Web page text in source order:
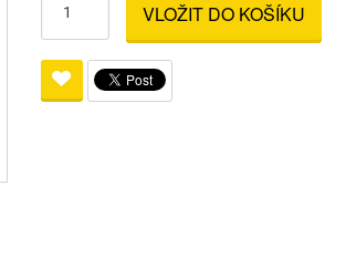
náboje Ochranné prostředky
Rowan Engineering
Bipody, stolice a vaky
Svítilny
VLOŽIT DO KOŠÍKU